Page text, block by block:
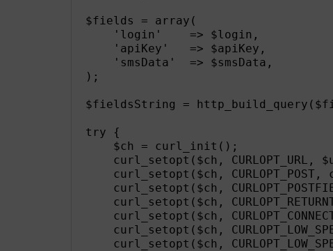
$fields = array(
    'login'    => $login,
    'apiKey'   => $apiKey,
    'smsData'  => $smsData,
);
$fieldsString =
try {
    $ch = curl_init();
curl_setopt($ch, CURLOPT_URL,
curl_setopt($ch, CURLOPT_POST,
curl_setopt($ch,
curl_setopt($ch,
curl_setopt($ch,
curl_setopt($ch,
curl_setopt($ch,